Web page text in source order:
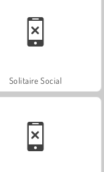
Solitaire Social